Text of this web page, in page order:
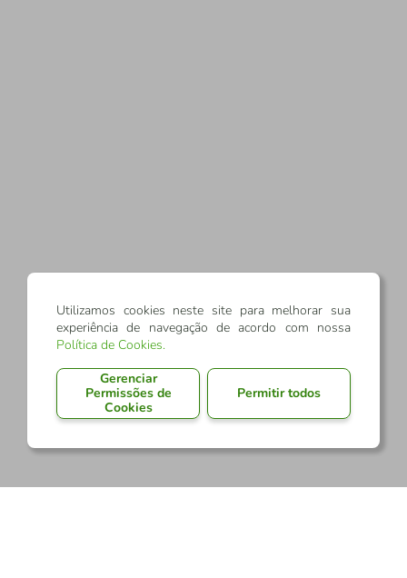
Utilizamos cookies neste site para melhorar sua
experiência de navegação de acordo com nossa
Política de Cookies.
Gerenciar
Permissões de
Cookies
Permitir todos